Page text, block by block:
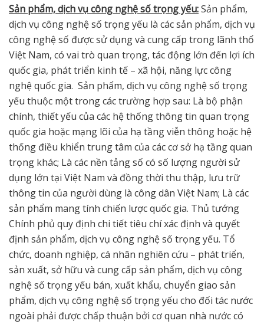
Sản phẩm, dịch vụ công nghệ số trọng yếu:Sản phẩm,
dịch vụ công nghệ số trọng yếu là các sản phẩm, dịch vụ
công nghệ số được sử dụng và cung cấp trong lãnh thổ
Việt Nam, có vai trò quan trọng, tác động lớn đến lợi ích
quốc gia, phát triển kinh tế – xã hội, năng lực công
nghệ quốc gia. Sản phẩm, dịch vụ công nghệ số trọng
yếu thuộc một trong các trường hợp sau: Là bộ phận
chính, thiết yếu của các hệ thống thông tin quan trọng
quốc gia hoặc mạng lõi của hạ tầng viễn thông hoặc hệ
thống điều khiển trung tâm của các cơ sở hạ tầng quan
trọng khác; Là các nền tảng số có số lượng người sử
dụng lớn tại Việt Nam và đồng thời thu thập, lưu trữ
thông tin của người dùng là công dân Việt Nam; Là các
sản phẩm mang tính chiến lược quốc gia. Thủ tướng
Chính phủ quy định chi tiết tiêu chí xác định và quyết
định sản phẩm, dịch vụ công nghệ số trọng yếu. Tổ
chức, doanh nghiệp, cá nhân nghiên cứu – phát triển,
sản xuất, sở hữu và cung cấp sản phẩm, dịch vụ công
nghệ số trọng yếu bán, xuất khẩu, chuyển giao sản
phẩm, dịch vụ công nghệ số trọng yếu cho đối tác nước
ngoài phải được chấp thuận bởi cơ quan nhà nước có